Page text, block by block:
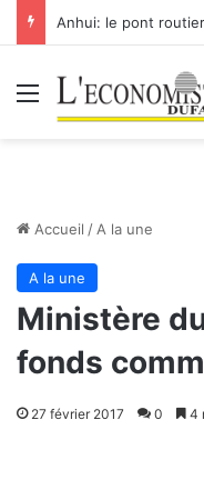
Menu
Accueil / A la une
A la une
Ministère
fonds
27 février 2017 0 4